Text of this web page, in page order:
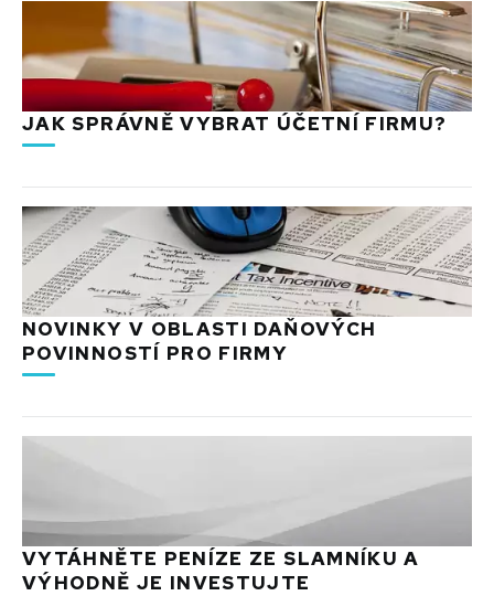
JAK SPRÁVNĚ VYBRAT ÚČETNÍ FIRMU?
NOVINKY V OBLASTI DAŇOVÝCH
POVINNOSTÍ PRO FIRMY
VYTÁHNĚTE PENÍZE ZE SLAMNÍKU A
VÝHODNĚ JE INVESTUJTE